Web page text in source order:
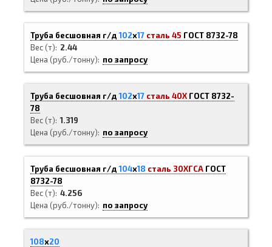
Труба бесшовная г/д102х17 сталь 45 ГОСТ 8732-78
Вес (т)
2.44
Цена (руб./тонну)
по запросу
Труба бесшовная г/д102х17 сталь 40Х ГОСТ 8732-
78
Вес (т) 1.319
Цена (руб./тонну)
по запросу
Труба бесшовная г/д104х18 сталь 30ХГСА ГОСТ
8732-78
Вес (т) 4.256
Цена (руб./тонну)
по запросу
108х20